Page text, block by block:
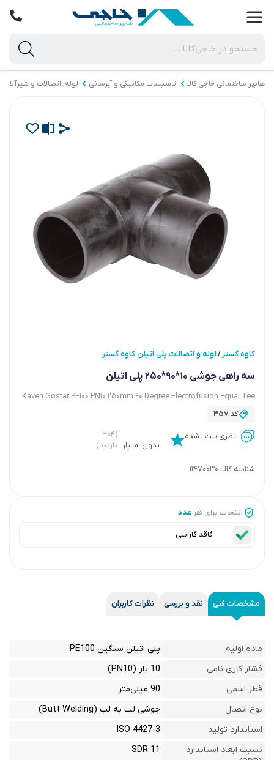
هایپر ساختمانی خاجی‌ کالا تاسیسات مکانیکی و آبرسانی لوله، اتصالات و شیرآلات
کاوه گستر /لوله و اتصالات پلی اتیلن کاوه گستر
سه راهی جوشی 10*90*250 پلی اتیلن
Kaveh Gostar PE100 PN10 250mm 90 Degree Electrofusion Equal Tee
کد 357
نظری ثبت نشده
بدون امتیاز
(۳۰۴
بازدید)
شناسه کالا: 11470030
انتخاب برای هر عدد
فاقد گارانتی
مشخصات فنی نقد و بررسی نظرات کاربران
ماده اولیه
پلی اتیلن سنگین PE100
فشار کاری نامی
10 بار (PN10)
قطر اسمی
90 میلی‌متر
نوع اتصال
جوشی لب به لب (Butt Welding)
استاندارد تولید
ISO 4427-3
نسبت ابعاد استاندارد
SDR 11